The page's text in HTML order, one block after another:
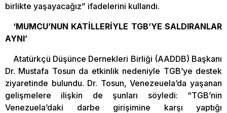
birlikte yaşayacağız” ifadelerini kullandı.
‘MUMCU’NUN KATİLLERİYLE TGB’YE SALDIRANLAR
AYNI’
Atatürkçü Düşünce Dernekleri Birliği (AADDB) Başkanı
Dr. Mustafa Tosun da etkinlik nedeniyle TGB’ye destek
ziyaretinde bulundu. Dr. Tosun, Venezeuela’da yaşanan
gelişmelere ilişkin de şunları söyledi: “TGB’nin
Venezuela’daki darbe girişimine karşı yaptığı